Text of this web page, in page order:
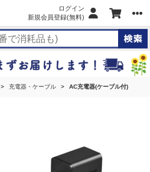
ログイン
新規会員登録(無料)
充電器・ケーブル AC充電器(ケーブル付)